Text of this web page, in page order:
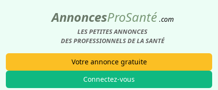
AnnoncesProSanté .com
LES PETITES ANNONCES
DES PROFESSIONNELS DE LA SANTÉ
Votre annonce gratuite
Connectez-vous